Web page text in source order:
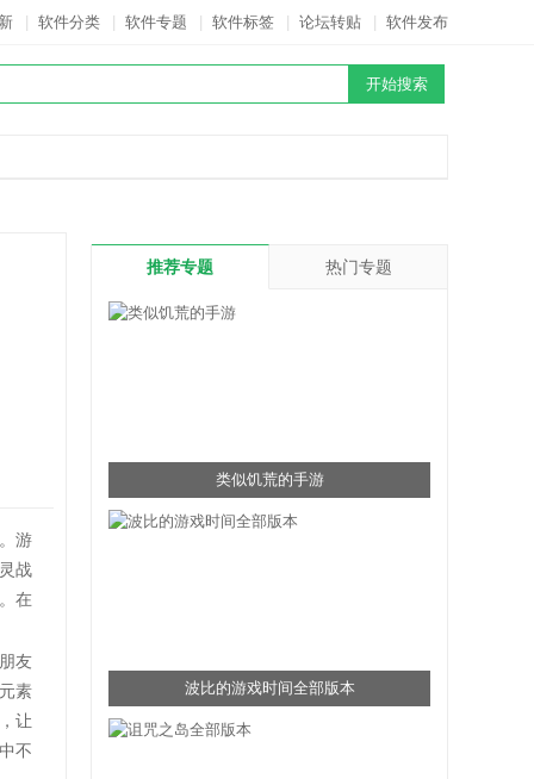
软件分类 软件专题 软件标签 论坛转贴 软件发布
游
战
在
友
素
让
不
推荐专题 热门专题
类似饥荒的手游
波比的游戏时间全部版本